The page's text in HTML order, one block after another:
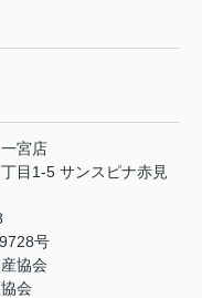
宮店
目1-5 サンスピナ赤見
号
協会
会